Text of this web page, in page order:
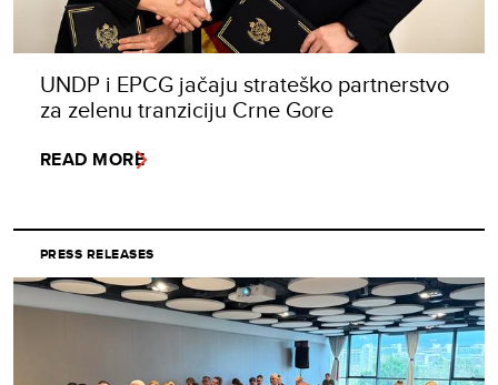
UNDP i EPCG jačaju strateško partnerstvo
za zelenu tranziciju Crne Gore
READ MORE
PRESS RELEASES